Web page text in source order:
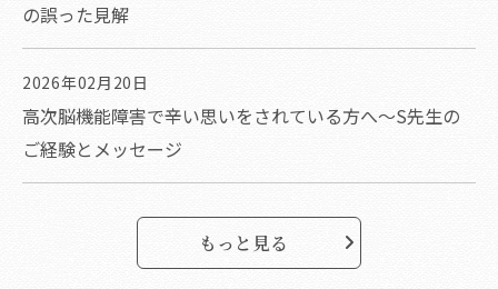
の誤った見解
2026年02月20日
高次脳機能障害で辛い思いをされている方へ～S先生の
ご経験とメッセージ
もっと見る